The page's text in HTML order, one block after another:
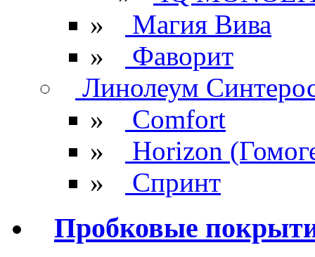
»
Магия Вива
»
Фаворит
Линолеум
»
Comfort
»
Horizon
»
Спринт
Пробковые